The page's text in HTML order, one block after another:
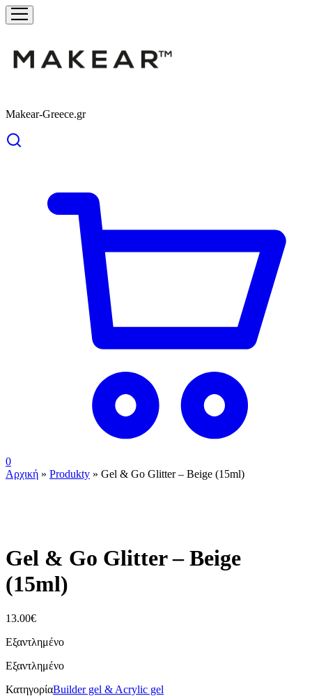
Makear-Greece.gr
0
Αρχική » Produkty » Gel & Go Glitter – Beige (15ml)
Gel & Go Glitter – Beige
(15ml)
13.00€
Εξαντλημένο
Εξαντλημένο
ΚατηγορίαBuilder gel & Acrylic gel